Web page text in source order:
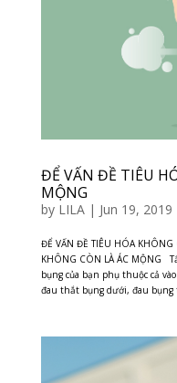
ĐỂ VẤN ĐỀ TIÊU
MỘNG
by LILA| Jun 19, 2019
ĐỂ VẤN ĐỀ TIÊU HÓA
KHÔNG CÒN LÀ ÁC MỘNG
bụng của bạn phụ thuộc cả
đau thắt bụng dưới, đau